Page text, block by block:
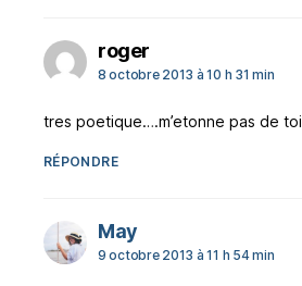
rogerdit :
8 octobre 2013 à 10 h 31 min
tres poetique….m’etonne pas de toi
RÉPONDRE
Maydit :
9 octobre 2013 à 11 h 54 min